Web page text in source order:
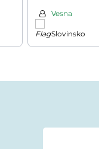
Vesna
Slovinsko